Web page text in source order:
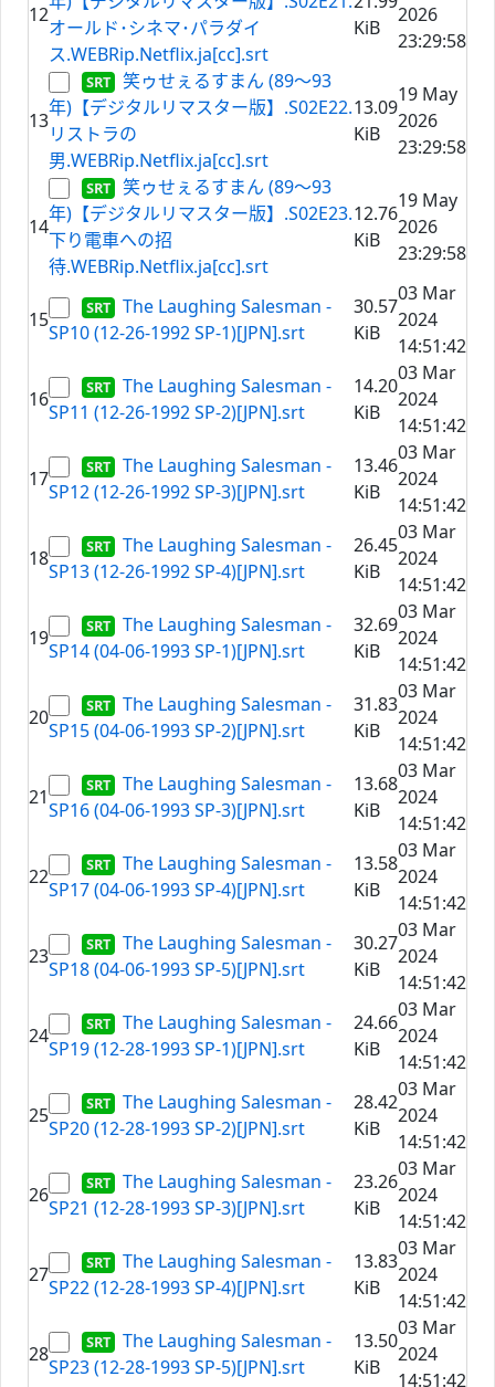
12
オールド･シネマ･パラダイ
ス.WEBRip.Netflix.ja[cc].srt
KiB
2026
23:29:58
13
笑ゥせぇるすまん (89～93
年)【デジタルリマスター版】.S02E22.
リストラの
男.WEBRip.Netflix.ja[cc].srt
13.09
KiB
19 May
2026
23:29:58
14
笑ゥせぇるすまん (89～93
年)【デジタルリマスター版】.S02E23.
下り電車への招
待.WEBRip.Netflix.ja[cc].srt
12.76
KiB
19 May
2026
23:29:58
15
The Laughing Salesman -
SP10 (12-26-1992 SP-1)[JPN].srt
30.57
KiB
03 Mar
2024
14:51:42
16
The Laughing Salesman -
SP11 (12-26-1992 SP-2)[JPN].srt
14.20
KiB
03 Mar
2024
14:51:42
17
The Laughing Salesman -
SP12 (12-26-1992 SP-3)[JPN].srt
13.46
KiB
03 Mar
2024
14:51:42
18
The Laughing Salesman -
SP13 (12-26-1992 SP-4)[JPN].srt
26.45
KiB
03 Mar
2024
14:51:42
19
The Laughing Salesman -
SP14 (04-06-1993 SP-1)[JPN].srt
32.69
KiB
03 Mar
2024
14:51:42
20
The Laughing Salesman -
SP15 (04-06-1993 SP-2)[JPN].srt
31.83
KiB
03 Mar
2024
14:51:42
21
The Laughing Salesman -
SP16 (04-06-1993 SP-3)[JPN].srt
13.68
KiB
03 Mar
2024
14:51:42
22
The Laughing Salesman -
SP17 (04-06-1993 SP-4)[JPN].srt
13.58
KiB
03 Mar
2024
14:51:42
23
The Laughing Salesman -
SP18 (04-06-1993 SP-5)[JPN].srt
30.27
KiB
03 Mar
2024
14:51:42
24
The Laughing Salesman -
SP19 (12-28-1993 SP-1)[JPN].srt
24.66
KiB
03 Mar
2024
14:51:42
25
The Laughing Salesman -
SP20 (12-28-1993 SP-2)[JPN].srt
28.42
KiB
03 Mar
2024
14:51:42
26
The Laughing Salesman -
SP21 (12-28-1993 SP-3)[JPN].srt
23.26
KiB
03 Mar
2024
14:51:42
27
The Laughing Salesman -
SP22 (12-28-1993 SP-4)[JPN].srt
13.83
KiB
03 Mar
2024
14:51:42
28
The Laughing Salesman -
SP23 (12-28-1993 SP-5)[JPN].srt
13.50
KiB
03 Mar
2024
14:51:42